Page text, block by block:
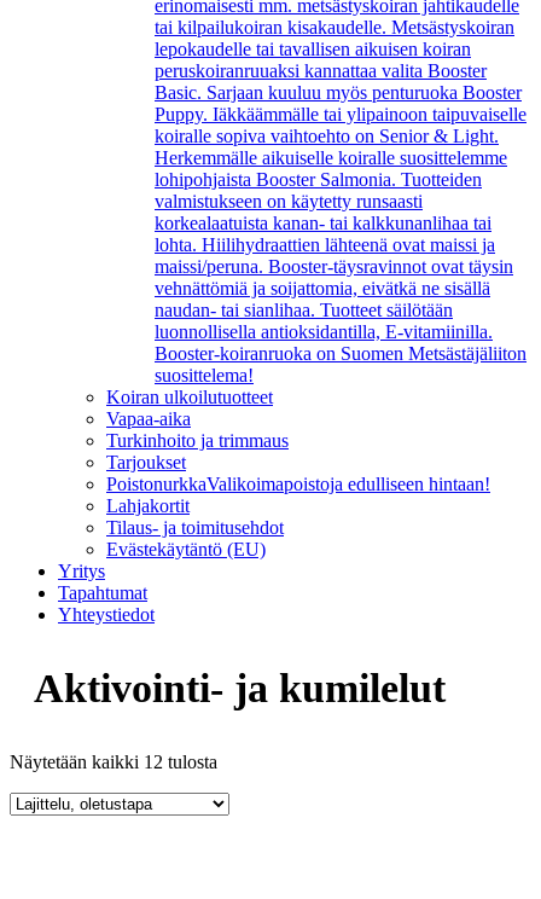
erinomaisesti mm. metsästyskoiran jahtikaudelle
tai kilpailukoiran kisakaudelle. Metsästyskoiran
lepokaudelle tai tavallisen aikuisen koiran
peruskoiranruuaksi kannattaa valita Booster
Basic. Sarjaan kuuluu myös penturuoka Booster
Puppy. Iäkkäämmälle tai ylipainoon taipuvaiselle
koiralle sopiva vaihtoehto on Senior & Light.
Herkemmälle aikuiselle koiralle suosittelemme
lohipohjaista Booster Salmonia. Tuotteiden
valmistukseen on käytetty runsaasti
korkealaatuista kanan- tai kalkkunanlihaa tai
lohta. Hiilihydraattien lähteenä ovat maissi ja
maissi/peruna. Booster-täysravinnot ovat täysin
vehnättömiä ja soijattomia, eivätkä ne sisällä
naudan- tai sianlihaa. Tuotteet säilötään
luonnollisella antioksidantilla, E-vitamiinilla.
Booster-koiranruoka on Suomen Metsästäjäliiton
suosittelema!
Koiran ulkoilutuotteet
Vapaa-aika
Turkinhoito ja trimmaus
Tarjoukset
PoistonurkkaValikoimapoistoja edulliseen hintaan!
Lahjakortit
Tilaus- ja toimitusehdot
Evästekäytäntö (EU)
Yritys
Tapahtumat
Yhteystiedot
Aktivointi- ja kumilelut
Näytetään kaikki 12 tulosta